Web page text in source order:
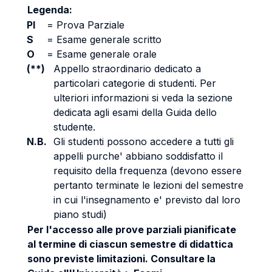
Legenda:
PI
= Prova Parziale
S
= Esame generale scritto
O
= Esame generale orale
(**)
Appello straordinario dedicato a
particolari categorie di studenti. Per
ulteriori informazioni si veda la sezione
dedicata agli esami della Guida dello
studente.
N.B. Gli studenti possono accedere a tutti gli
appelli purche' abbiano soddisfatto il
requisito della frequenza (devono essere
pertanto terminate le lezioni del semestre
in cui l'insegnamento e' previsto dal loro
piano studi)
Per l'accesso alle prove parziali pianificate
al termine di ciascun semestre di didattica
sono previste limitazioni. Consultare la